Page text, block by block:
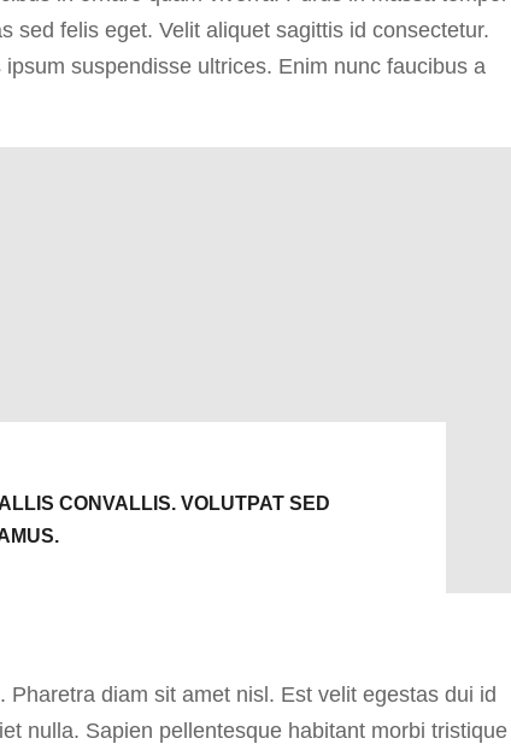
sed felis eget. Velit aliquet sagittis id consectetur.
suspendisse ultrices. Enim nunc faucibus a
CONVALLIS. VOLUTPAT SED
diam sit amet nisl. Est velit egestas dui id
nulla. Sapien pellentesque habitant morbi tristique